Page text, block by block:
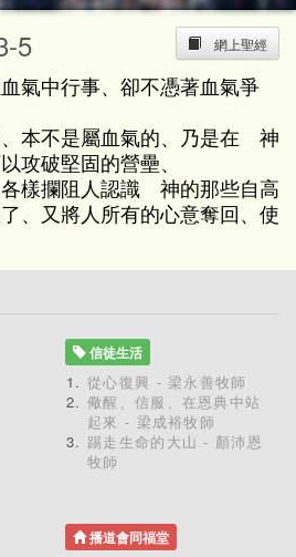
網上聖經
5
氣中行事、卻不憑著血氣爭
本不是屬血氣的、乃是在 神
攻破堅固的營壘、
樣攔阻人認識 神的那些自高
、又將人所有的心意奪回、使
信徒生活
從心復興 - 梁永善牧師
儆醒、信服、在恩典中站
起來 - 梁成裕牧師
踢走生命的大山 - 顏沛恩
牧師
播道會同福堂